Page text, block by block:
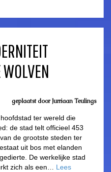
geplaatst door Jurriaan Teulings
ter wereld die
de stad telt officieel 453
de grootste steden ter
uit bos met elanden
De werkelijke stad
zich als een… Lees